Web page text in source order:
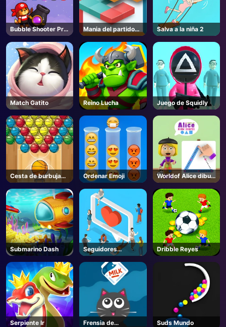
AD
Bubble Shooter Pro
3
Mania del partido
de bloques
Salva a la niña 2
Match Gatito Reino Lucha Juego de Squidly
Cesta de burbujas
Blitz
Ordenar Emoji
Worldof Alice dibuja
formas
Submarino Dash
Seguidores
Extremos
Dribble Reyes
Serpiente Ir
Frensia de
Suds Mundo